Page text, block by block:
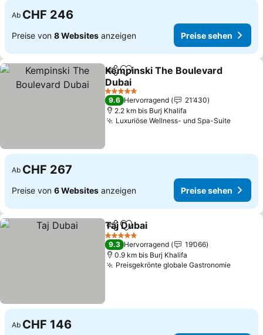
Ab CHF 246
Preise von 8 Websites anzeigen Preise sehen
TeilenZu Favoriten hinzufügen
Kempinski The Boulevard
Dubai
5 Sterne
9.6 Hervorragend
21’430
2.2 km bis Burj Khalifa
Luxuriöse Wellness- und Spa-Suite
Ab CHF 267
Preise von 6 Websites anzeigen Preise sehen
TeilenZu Favoriten hinzufügen
Taj Dubai
5 Sterne
9.3 Hervorragend
19’066
0.9 km bis Burj Khalifa
Preisgekrönte globale Gastronomie
Ab CHF 146